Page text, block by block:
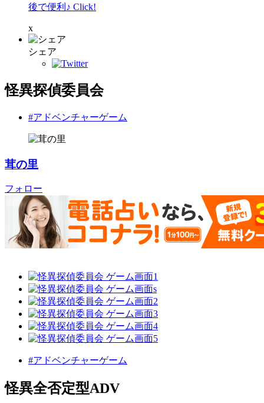
後で便利♪ Click!
x
シェア
怪異探偵委員会
#アドベンチャーゲーム
茸の里
フォロー
#アドベンチャーゲーム
怪異全否定型ADV